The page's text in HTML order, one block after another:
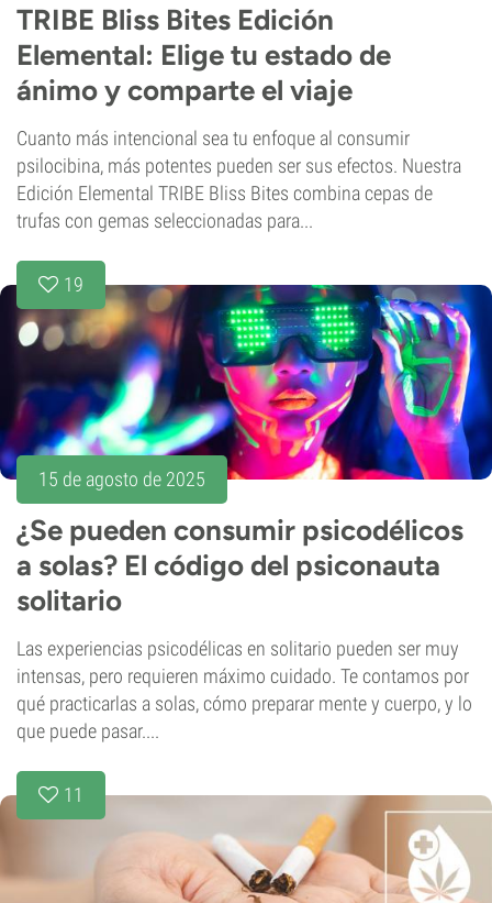
TRIBE Bliss Bites Edición
Elemental: Elige tu estado de
ánimo y comparte el viaje
Cuanto más intencional sea tu enfoque al consumir
psilocibina, más potentes pueden ser sus efectos. Nuestra
Edición Elemental TRIBE Bliss Bites combina cepas de
trufas con gemas seleccionadas para...
19
15 de agosto de 2025
¿Se pueden consumir psicodélicos
a solas? El código del psiconauta
solitario
Las experiencias psicodélicas en solitario pueden ser muy
intensas, pero requieren máximo cuidado. Te contamos por
qué practicarlas a solas, cómo preparar mente y cuerpo, y lo
que puede pasar....
11